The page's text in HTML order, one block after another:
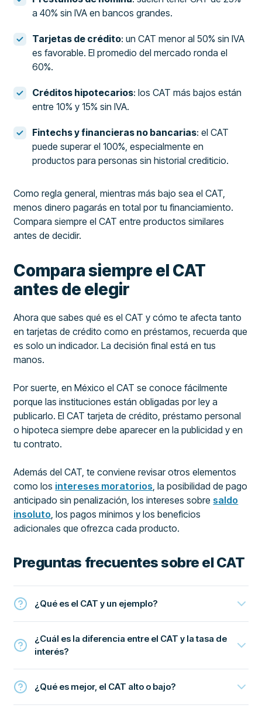
a 40% sin IVA en bancos grandes.
Tarjetas de crédito: un CAT menor al 50% sin IVA
es favorable. El promedio del mercado ronda el
60%.
Créditos hipotecarios: los CAT más bajos están
entre 10% y 15% sin IVA.
Fintechs y financieras no bancarias: el CAT
puede superar el 100%, especialmente en
productos para personas sin historial crediticio.
Como regla general, mientras más bajo sea el CAT,
menos dinero pagarás en total por tu financiamiento.
Compara siempre el CAT entre productos similares
antes de decidir.
Compara siempre el CAT
antes de elegir
Ahora que sabes qué es el CAT y cómo te afecta tanto
en tarjetas de crédito como en préstamos, recuerda que
es solo un indicador. La decisión final está en tus
manos.
Por suerte, en México el CAT se conoce fácilmente
porque las instituciones están obligadas por ley a
publicarlo. El CAT tarjeta de crédito, préstamo personal
o hipoteca siempre debe aparecer en la publicidad y en
tu contrato.
Además del CAT, te conviene revisar otros elementos
como los intereses moratorios , la posibilidad de pago
anticipado sin penalización, los intereses sobre saldo
insoluto , los pagos mínimos y los beneficios
adicionales que ofrezca cada producto.
Preguntas frecuentes sobre el CAT
¿Qué es el CAT y un ejemplo?
¿Cuál es la diferencia entre el CAT y la tasa de
interés?
¿Qué es mejor, el CAT alto o bajo?